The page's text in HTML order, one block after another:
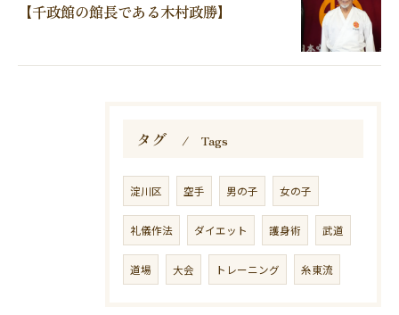
【千政館の館長である木村政勝】
タグ Tags
淀川区 空手 男の子 女の子
礼儀作法 ダイエット 護身術 武道
道場 大会 トレーニング 糸東流